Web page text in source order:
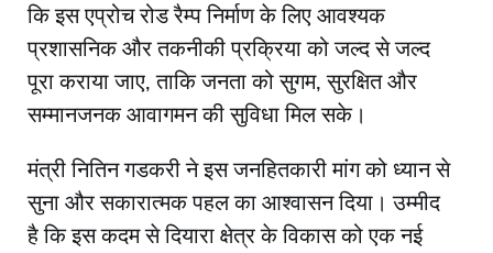
कि इस एप्रोच रोड रैम्प निर्माण के लिए आवश्यक
प्रशासनिक और तकनीकी प्रक्रिया को जल्द से जल्द
पूरा कराया जाए, ताकि जनता को सुगम, सुरक्षित और
सम्मानजनक आवागमन की सुविधा मिल सके।
​मंत्री नितिन गडकरी ने इस जनहितकारी मांग को ध्यान से
सुना और सकारात्मक पहल का आश्वासन दिया। उम्मीद
है कि इस कदम से दियारा क्षेत्र के विकास को एक नई